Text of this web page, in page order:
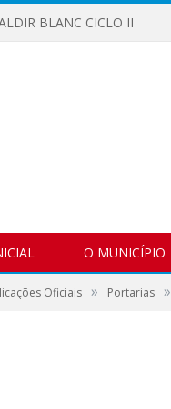
BLANC CICLO II
O MUNICÍPIO
Oficiais » Portarias »